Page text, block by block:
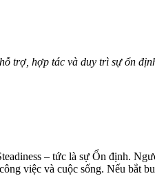
trợ, hợp tác và duy trì sự ổn
– tức là sự Ổn định.
việc và cuộc sống. Nếu bắt